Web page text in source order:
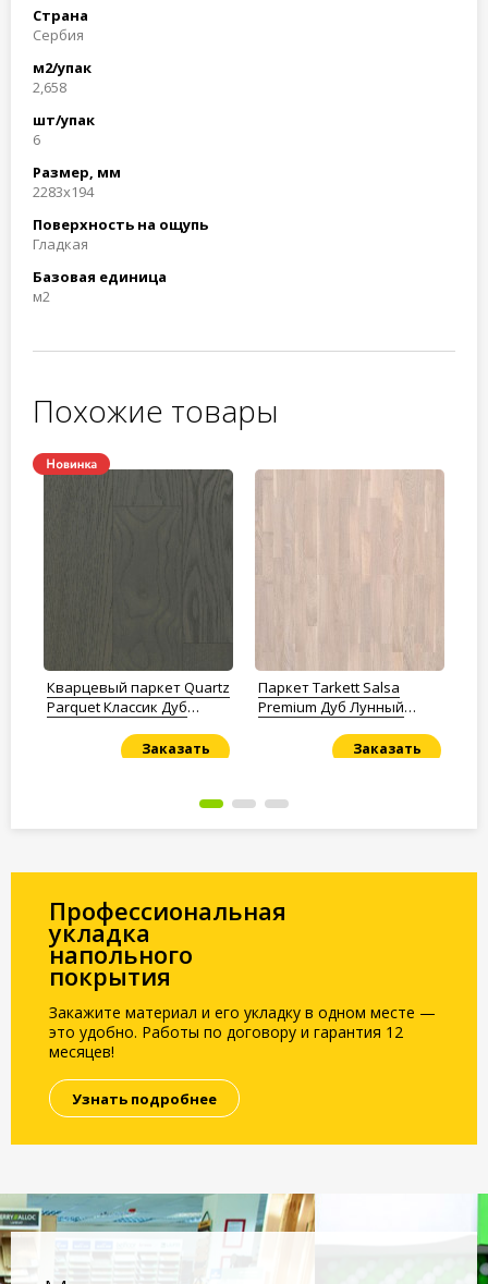
Страна
Сербия
м2/упак
2,658
шт/упак
6
Размер, мм
2283x194
Поверхность на ощупь
Гладкая
Базовая единица
м2
Похожие товары
Кварцевый паркет Quartz
Parquet Классик Дуб
Заказать
Паркет Tarkett Salsa
Premium Дуб Лунный
Заказать
Профессиональная
укладка
напольного
покрытия
Закажите материал и его укладку в одном месте —
это удобно. Работы по договору и гарантия 12
месяцев!
Узнать подробнее